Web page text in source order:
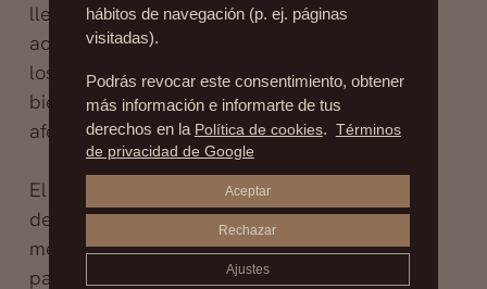
llevadera y rápida; en términos generales, los
adultos pueden volver a su actividad normal a
los
cinco días,y los niños al colegio en siete
bien deberán evitarse actividades que puedan
afectar a las orejas durante al menos un mes.
El vendaje se retira entre uno y tres días
después de la operación, y se recomienda una
medicación suave durante los primeros días
para aliviar el dolor.
hábitos de navegación (p. ej. páginas
visitadas).
Podrás revocar este consentimiento, obtener
más información e informarte de tus
derechos en la Política de cookies. Términos
de privacidad de Google
Aceptar
Rechazar
Ajustes